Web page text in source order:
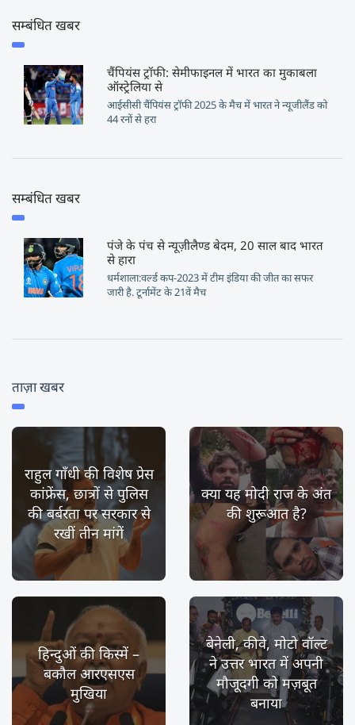
सम्बंधित खबर
चैंपियंस ट्रॉफी: सेमीफाइनल में भारत का मुकाबला
ऑस्ट्रेलिया से
आईसीसी चैंपियंस ट्रॉफी 2025 के मैच में भारत ने न्यूजीलैंड को
44 रनों से हरा
सम्बंधित खबर
पंजे के पंच से न्यूज़ीलैण्ड बेदम, 20 साल बाद भारत
से हारा
धर्मशाला:वर्ल्ड कप-2023 में टीम इंडिया की जीत का सफर
जारी है. टूर्नामेंट के 21वें मैच
ताज़ा खबर
राहुल गाँधी की विशेष प्रेस
कांफ्रेंस, छात्रों से पुलिस
की बर्बरता पर सरकार से
रखीं तीन मांगें
क्या यह मोदी राज के अंत
की शुरूआत है?
हिन्दुओं की किस्में –
बकौल आरएसएस
मुखिया
बेनेली, कीवे, मोटो वॉल्ट
ने उत्तर भारत में अपनी
मौजूदगी को मज़बूत
बनाया